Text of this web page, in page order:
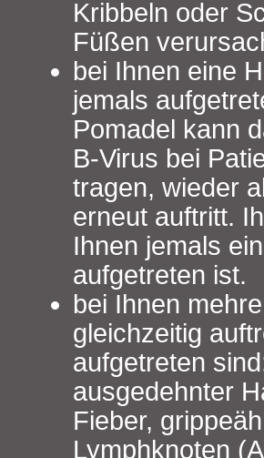
Kribbeln oder
Füßen
bei Ihnen eine
jemals
Pomadel kann
B-Virus bei
tragen, wieder
erneut auftritt.
Ihnen jemals
aufgetreten ist.
bei Ihnen
gleichzeitig
aufgetreten
ausgedehnter
Fieber,
Lymphknoten